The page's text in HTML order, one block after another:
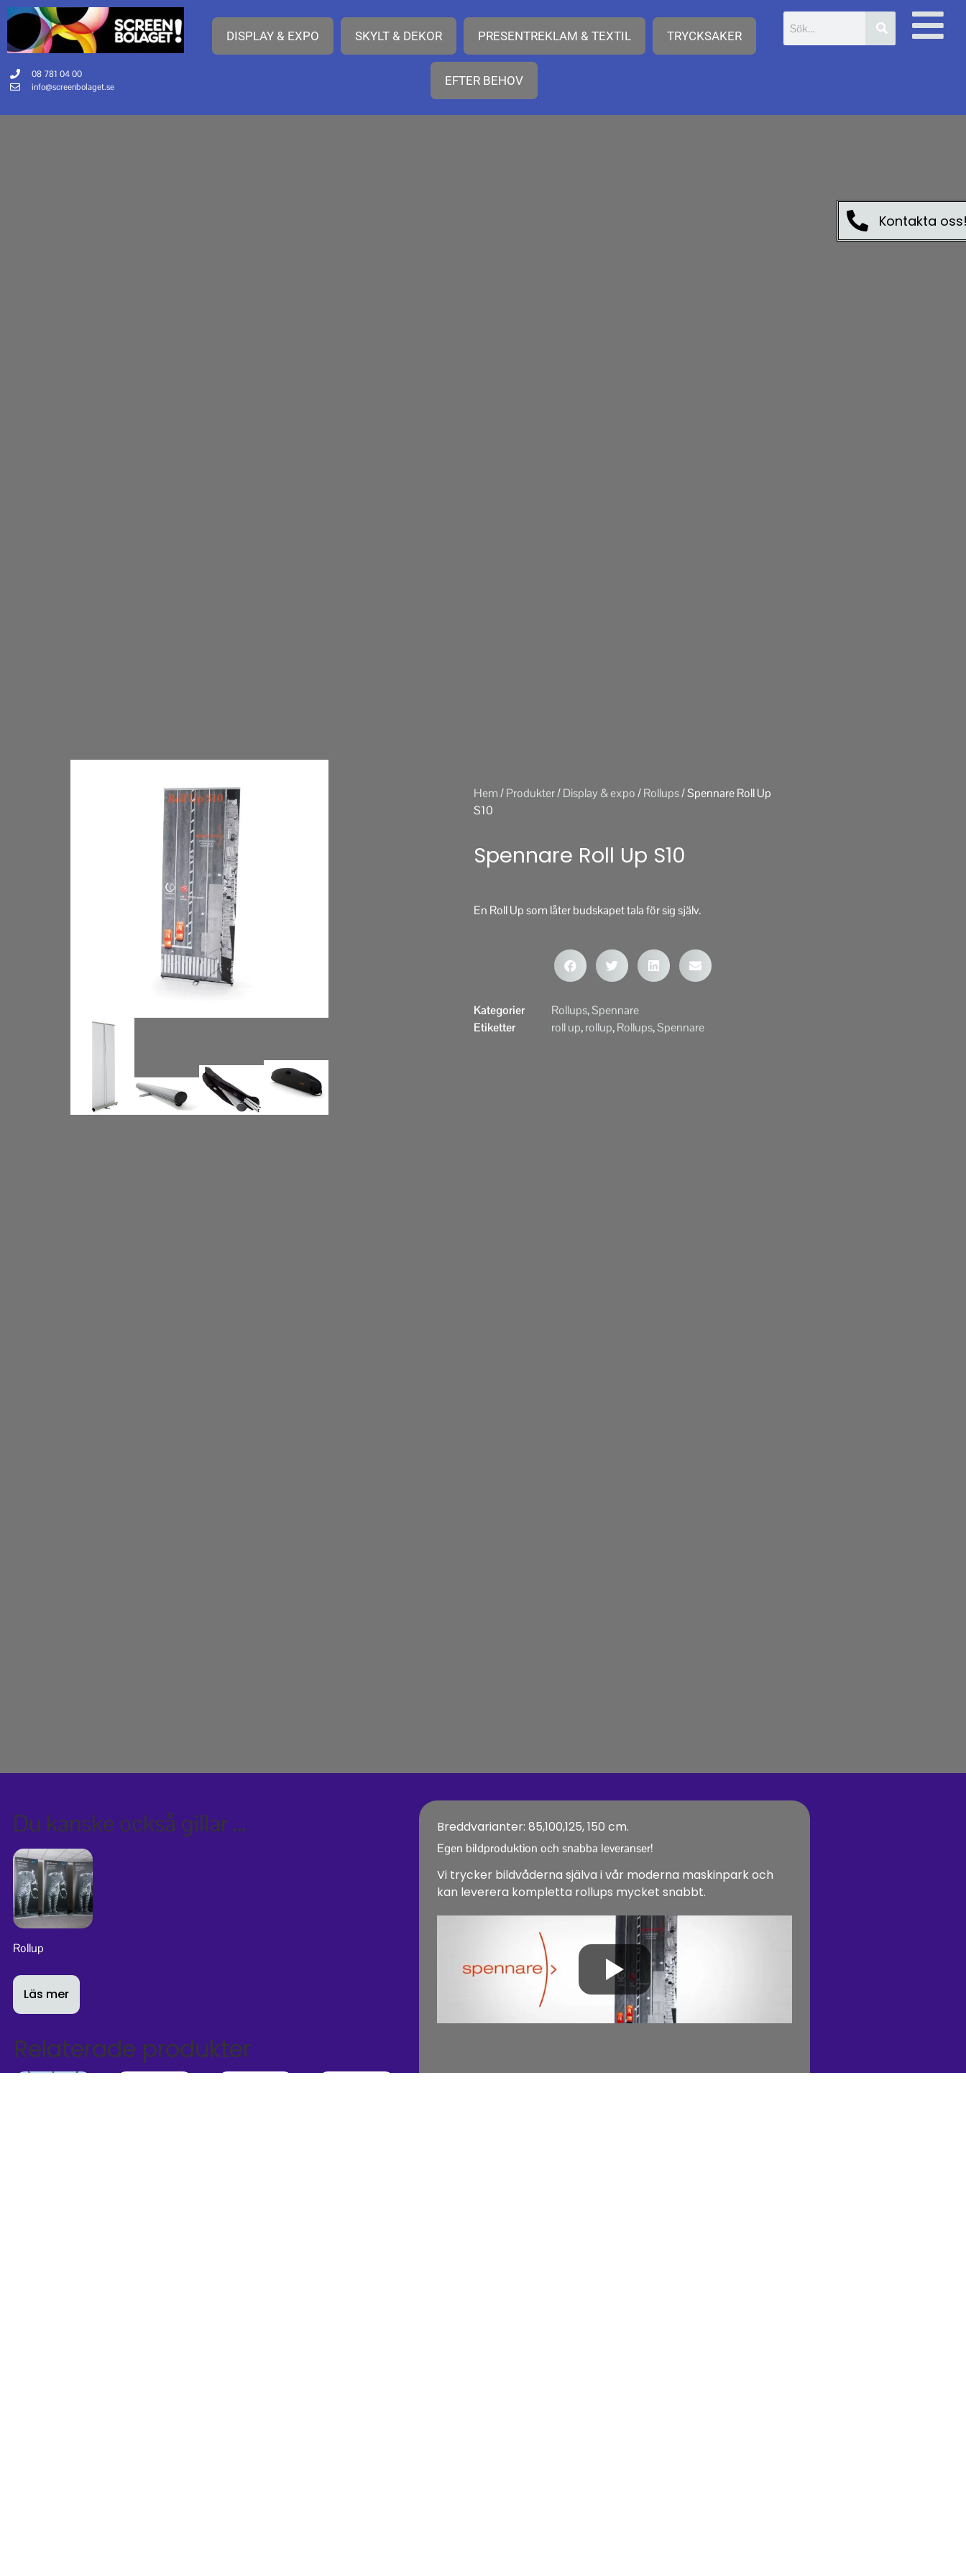
08 781 04 00
info@screenbolaget.se
DISPLAY & EXPO SKYLT & DEKOR PRESENTREKLAM & TEXTIL TRYCKSAKER
EFTER BEHOV
Hem/Produkter/Display & expo/Rollups/ Spennare Roll Up
S10
Spennare Roll Up S10
En Roll Up som låter budskapet tala för sig själv.
Kategorier Rollups,Spennare
Etiketter
roll up,rollup,Rollups,Spennare
Kontakta
Du kanske också gillar …
Rollup
Läs mer
Relaterade produkter
Breddvarianter: 85,100,125, 150 cm.
Egen bildproduktion och snabba leveranser!
Vi trycker bildvåderna själva i vår moderna maskinpark och
kan leverera kompletta rollups mycket snabbt.